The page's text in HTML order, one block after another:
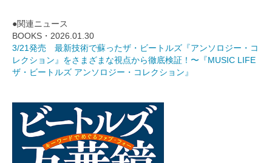
●関連ニュース
BOOKS・2026.01.30
3/21発売 最新技術で蘇ったザ・ビートルズ『アンソロジー・コ
レクション』をさまざまな視点から徹底検証！〜『MUSIC LIFE
ザ・ビートルズ アンソロジー・コレクション』